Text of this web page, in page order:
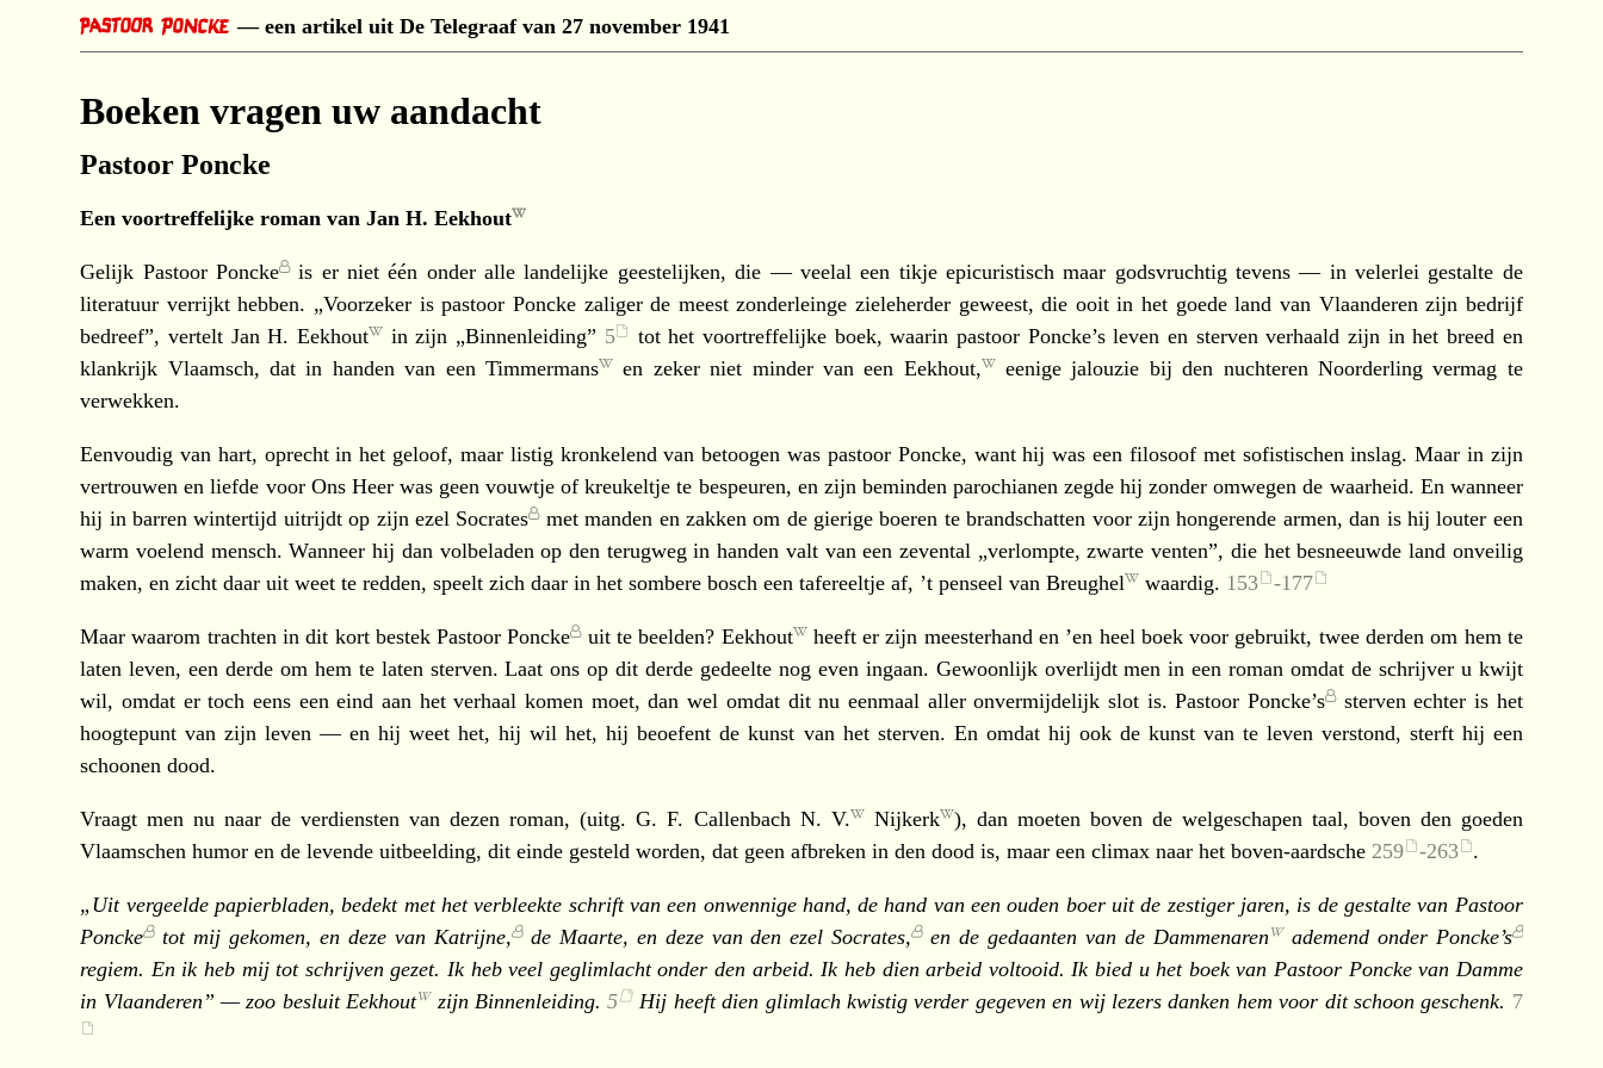
een artikel uit De Telegraaf van 27 november 1941
Boeken vragen uw aandacht
Pastoor Poncke
Een voortreffelijke roman vanJan H. Eekhout
Gelijk Pastoor Poncke is er niet één onder alle landelijke geestelijken, die — veelal een tikje epicuristisch maar godsvruchtig tevens — in velerlei gestalte de
literatuur verrijkt hebben. „Voorzeker is pastoor Poncke zaliger de meest zonderleinge zieleherder geweest, die ooit in het goede land van Vlaanderen zijn bedrijf
bedreef”, vertelt Jan H. Eekhout in zijn „Binnenleiding” 5
tot het voortreffelijke boek, waarin pastoor Poncke’s leven en sterven verhaald zijn in het breed en
klankrijk Vlaamsch, dat in handen van een Timmermans en zeker niet minder van een Eekhout,
eenige jalouzie bij den nuchteren Noorderling vermag te
verwekken.
Eenvoudig van hart, oprecht in het geloof, maar listig kronkelend van betoogen was pastoor Poncke, want hij was een filosoof met sofistischen inslag. Maar in zijn
vertrouwen en liefde voor Ons Heer was geen vouwtje of kreukeltje te bespeuren, en zijn beminden parochianen zegde hij zonder omwegen de waarheid. En wanneer
hij in barren wintertijd uitrijdt op zijn ezel Socrates met manden en zakken om de gierige boeren te brandschatten voor zijn hongerende armen, dan is hij louter een
warm voelend mensch. Wanneer hij dan volbeladen op den terugweg in handen valt van een zevental „verlompte, zwarte venten”, die het besneeuwde land onveilig
maken, en zicht daar uit weet te redden, speelt zich daar in het sombere bosch een tafereeltje af, ’t penseel vanBreughel waardig. 153 -177
Maar waarom trachten in dit kort bestekPastoor Poncke uit te beelden? Eekhout
heeft er zijn meesterhand en ’en heel boek voor gebruikt, twee derden om hem te
laten leven, een derde om hem te laten sterven. Laat ons op dit derde gedeelte nog even ingaan. Gewoonlijk overlijdt men in een roman omdat de schrijver u kwijt
wil, omdat er toch eens een eind aan het verhaal komen moet, dan wel omdat dit nu eenmaal aller onvermijdelijk slot is.Pastoor Poncke’s sterven echter is het
hoogtepunt van zijn leven — en hij weet het, hij wil het, hij beoefent de kunst van het sterven. En omdat hij ook de kunst van te leven verstond, sterft hij een
schoonen dood.
Vraagt men nu naar de verdiensten van dezen roman, (uitg. G. F. Callenbach N. V. Nijkerk
), dan moeten boven de welgeschapen taal, boven den goeden
Vlaamschen humor en de levende uitbeelding, dit einde gesteld worden, dat geen afbreken in den dood is, maar een climax naar het boven-aardsche259 -263 .
„Uit vergeelde papierbladen, bedekt met het verbleekte schrift van een onwennige hand, de hand van een ouden boer uit de zestiger jaren, is de gestalte van Pastoor
Poncke tot mij gekomen, en deze van Katrijne, de Maarte, en deze van den ezelSocrates, en de gedaanten van de Dammenaren ademend onder Poncke’s
regiem. En ik heb mij tot schrijven gezet. Ik heb veel geglimlacht onder den arbeid. Ik heb dien arbeid voltooid. Ik bied u het boek van Pastoor Poncke van Damme
in Vlaanderen” — zoo besluitEekhout zijn Binnenleiding.5 Hij heeft dien glimlach kwistig verder gegeven en wij lezers danken hem voor dit schoon geschenk. 7